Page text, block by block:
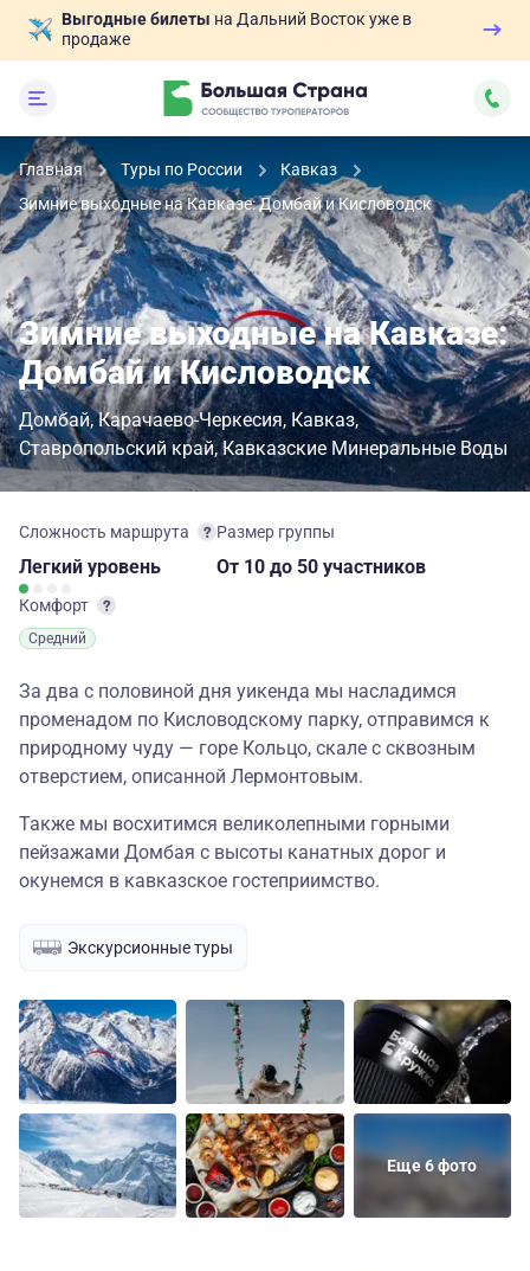
Выгодные билеты на Дальний Восток уже в
продаже
Главная Туры по России
Кавказ
Зимние выходные на Кавказе: Домбай и Кисловодск
Зимние выходные на Кавказе:
Домбай и Кисловодск
Домбай Карачаево-Черкесия Кавказ
Ставропольский край Кавказские Минеральные Воды
Сложность маршрута
Легкий уровень
Комфорт
Средний
Размер группы
От 10 до 50 участников
За два с половиной дня уикенда мы насладимся
променадом по Кисловодскому парку, отправимся к
природному чуду — горе Кольцо, скале с сквозным
отверстием, описанной Лермонтовым.
Также мы восхитимся великолепными горными
пейзажами Домбая с высоты канатных дорог и
окунемся в кавказское гостеприимство.
Экскурсионные туры
Еще 6 фото